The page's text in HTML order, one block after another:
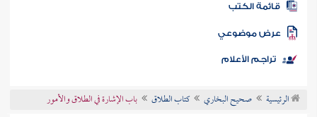
المكتبة
الكتب
موضوعي
تراجم الأعلام
الرئيسية صحيح البخاري كتاب الطلاق باب الإشارة في الطلاق والأمور